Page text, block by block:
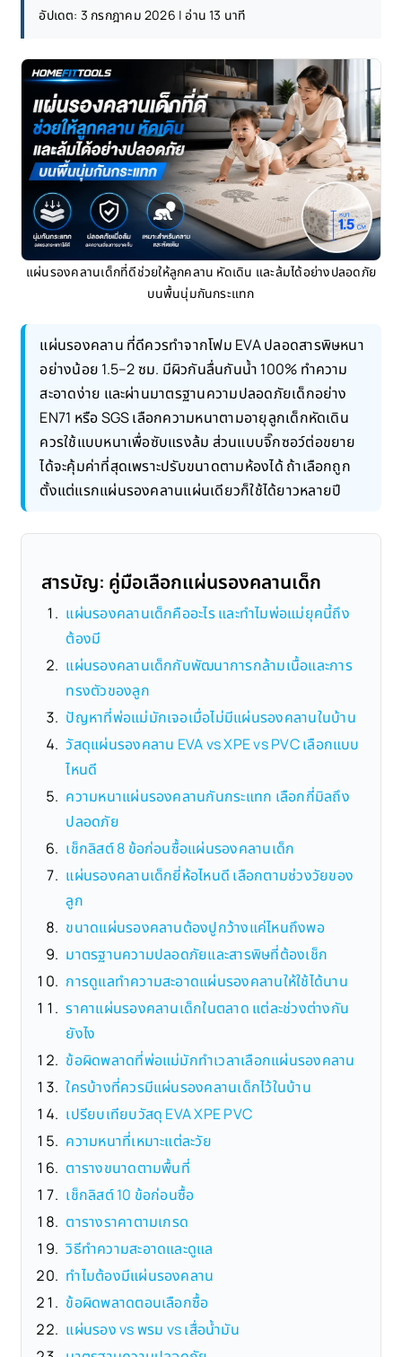
อัปเดต: 3 กรกฎาคม 2026 | อ่าน 13 นาที
แผ่นรองคลานเด็กที่ดีช่วยให้ลูกคลาน หัดเดิน และล้มได้อย่างปลอดภัย
บนพื้นนุ่มกันกระแทก
แผ่นรองคลาน ที่ดีควรทำจากโฟม EVA ปลอดสารพิษหนา
อย่างน้อย 1.5–2 ซม. มีผิวกันลื่นกันน้ำ 100% ทำความ
สะอาดง่าย และผ่านมาตรฐานความปลอดภัยเด็กอย่าง
EN71 หรือ SGS เลือกความหนาตามอายุลูกเด็กหัดเดิน
ควรใช้แบบหนาเพื่อซับแรงล้ม ส่วนแบบจิ๊กซอว์ต่อขยาย
ได้จะคุ้มค่าที่สุดเพราะปรับขนาดตามห้องได้ ถ้าเลือกถูก
ตั้งแต่แรกแผ่นรองคลานแผ่นเดียวก็ใช้ได้ยาวหลายปี
สารบัญ: คู่มือเลือกแผ่นรองคลานเด็ก
แผ่นรองคลานเด็กคืออะไร และทำไมพ่อแม่ยุคนี้ถึง
ต้องมี
แผ่นรองคลานเด็กกับพัฒนาการกล้ามเนื้อและการ
ทรงตัวของลูก
ปัญหาที่พ่อแม่มักเจอเมื่อไม่มีแผ่นรองคลานในบ้าน
วัสดุแผ่นรองคลาน EVA vs XPE vs PVC เลือกแบบ
ไหนดี
ความหนาแผ่นรองคลานกันกระแทก เลือกกี่มิลถึง
ปลอดภัย
เช็กลิสต์ 8 ข้อก่อนซื้อแผ่นรองคลานเด็ก
แผ่นรองคลานเด็กยี่ห้อไหนดี เลือกตามช่วงวัยของ
ลูก
ขนาดแผ่นรองคลานต้องปูกว้างแค่ไหนถึงพอ
มาตรฐานความปลอดภัยและสารพิษที่ต้องเช็ก
การดูแลทำความสะอาดแผ่นรองคลานให้ใช้ได้นาน
ราคาแผ่นรองคลานเด็กในตลาด แต่ละช่วงต่างกัน
ยังไง
ข้อผิดพลาดที่พ่อแม่มักทำเวลาเลือกแผ่นรองคลาน
ใครบ้างที่ควรมีแผ่นรองคลานเด็กไว้ในบ้าน
เปรียบเทียบวัสดุ EVA XPE PVC
ความหนาที่เหมาะแต่ละวัย
ตารางขนาดตามพื้นที่
เช็กลิสต์ 10 ข้อก่อนซื้อ
ตารางราคาตามเกรด
วิธีทำความสะอาดและดูแล
ทำไมต้องมีแผ่นรองคลาน
ข้อผิดพลาดตอนเลือกซื้อ
แผ่นรอง vs พรม vs เสื่อน้ำมัน